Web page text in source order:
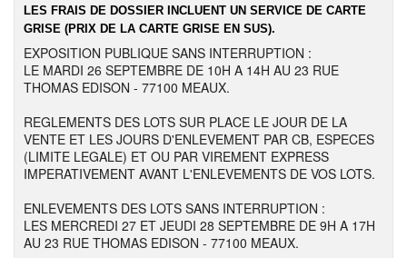
LES FRAIS DE DOSSIER INCLUENT UN SERVICE DE CARTE
GRISE (PRIX DE LA CARTE GRISE EN SUS).
EXPOSITION PUBLIQUE SANS INTERRUPTION :
LE MARDI 26 SEPTEMBRE DE 10H A 14H AU 23 RUE
THOMAS EDISON - 77100 MEAUX.
REGLEMENTS DES LOTS SUR PLACE LE JOUR DE LA
VENTE ET LES JOURS D'ENLEVEMENT PAR CB, ESPECES
(LIMITE LEGALE) ET OU PAR VIREMENT EXPRESS
IMPERATIVEMENT AVANT L'ENLEVEMENTS DE VOS LOTS.
ENLEVEMENTS DES LOTS SANS INTERRUPTION :
LES MERCREDI 27 ET JEUDI 28 SEPTEMBRE DE 9H A 17H
AU 23 RUE THOMAS EDISON - 77100 MEAUX.